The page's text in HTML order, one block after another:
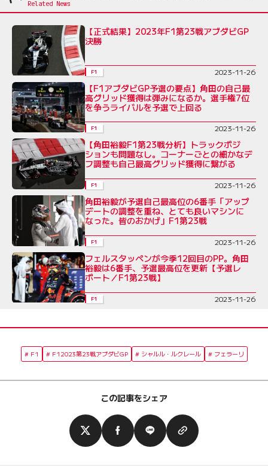
【正式結果】2023年F1第23戦アブダビGP
決勝
F1 2023-11-26
【F1アブダビGP予選の要点】角田の自己最
高グリッド獲得は弾みになるか。選手権7位
を争うライバルを予選で上回る
F1 2023-11-26
【角田裕毅F1第23戦分析】トラックポジ
ションも問題なし。コーナーごとの細かなデ
フ調整も自己最高グリッド獲得に繋がる
F1 2023-11-26
角田裕毅が予選自己最高位の6番手「アップ
デートの調整を重ね、とても良いマシンに
なった。皆のおかげ」F1第23戦
F1 2023-11-26
フェルスタッペンが今季12回目のPP。角田
裕毅は6番手、予選最高位を更新【予選レ
ポート／F1第23戦】
F1 2023-11-26
F1 F12023第23戦アブダビGP シャルル・ルクレール フェラーリ
この記事をシェア